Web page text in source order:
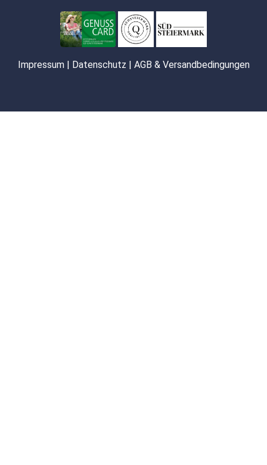
Impressum| Datenschutz | AGB & Versandbedingungen